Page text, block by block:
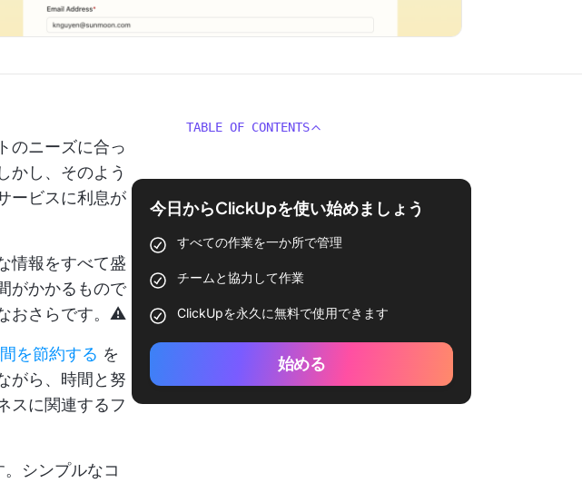
のニーズに合っ
かし、そのよう
ービスに利息が
情報をすべて盛
がかかるもので
おさらです。⚠️
を節約する を
がら、時間と努
スに関連するフ
シンプルなコ
TABLE OF CONTENTS
今日からClickUpを使い始めましょう
すべての作業を一か所で管理
チームと協力して作業
ClickUpを永久に無料で使用できます
始める